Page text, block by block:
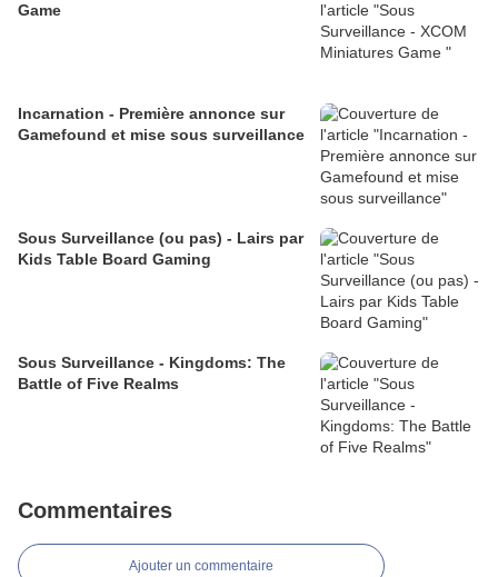
Game
Incarnation - Première annonce sur
Gamefound et mise sous surveillance
Sous Surveillance (ou pas) - Lairs par
Kids Table Board Gaming
Sous Surveillance - Kingdoms: The
Battle of Five Realms
Commentaires
Ajouter un commentaire